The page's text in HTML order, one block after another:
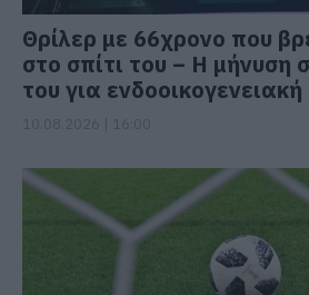
Θρίλερ με 66χρονο που
στο σπίτι του – Η μήνυση
του για ενδοοικογενειακή